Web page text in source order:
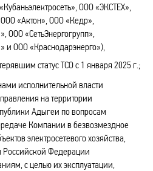
ООО «ЭКСТЕХ»,
«Актон», ООО «Кедр»,
ООО «СетьЭнергогрупп»,
и ООО «Краснодарэнерго»),
статус ТСО с 1 января 2025 г.;
исполнительной власти
на территории
Адыгеи по вопросам
Компании в безвозмездное
электросетевого хозяйства,
Федерации
с целью их эксплуатации,